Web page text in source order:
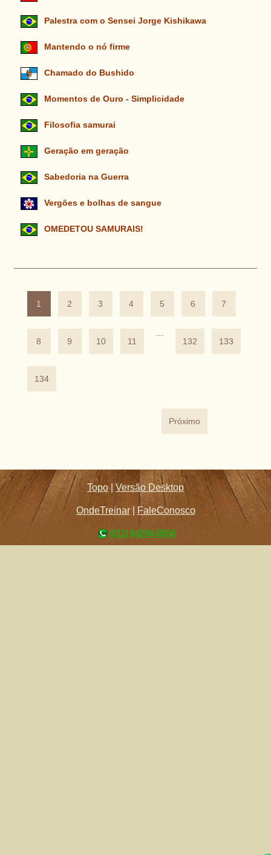
Palestra com o Sensei Jorge Kishikawa
Mantendo o nó firme
Chamado do Bushido
Momentos de Ouro - Simplicidade
Filosofia samurai
Geração em geração
Sabedoria na Guerra
Vergões e bolhas de sangue
OMEDETOU SAMURAIS!
1 2 3 4 5 6 7
8 9 10 11
132
133
134
Próximo
Topo |Versão Desktop
OndeTreinar| FaleConosco
(011) 94294-8956